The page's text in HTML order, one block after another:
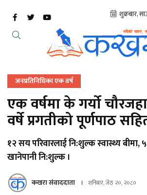
जनप्रतिनिधिका एक वर्ष
एक वर्षमा के गर्यो
वर्षे प्रगतीको पूर्णपाठ
१२ सय परिवारलाई नि:शुल्क स्वास्थ्य बीमा,
खानेपानी नि:शुल्क ।
कखरा संवाददाता शनिबार, जेठ २०, २०८०